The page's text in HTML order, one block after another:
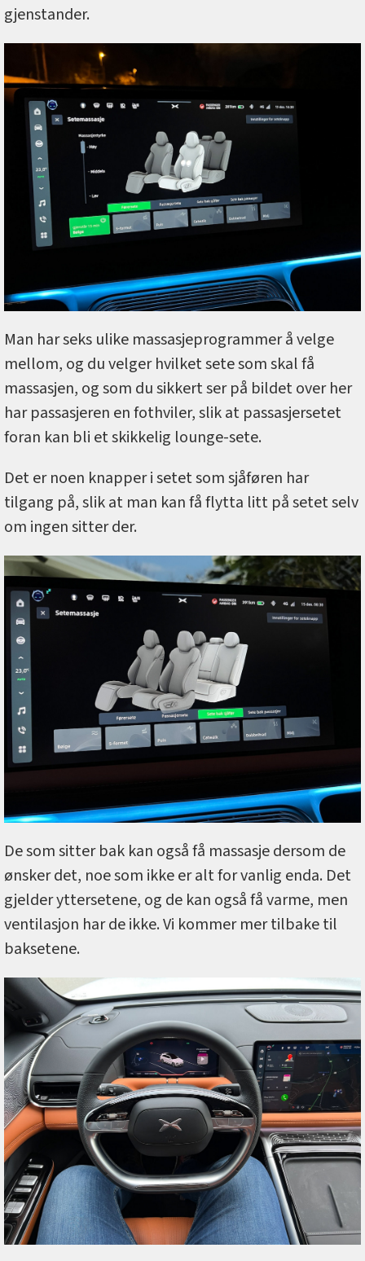
gjenstander.
Man har seks ulike massasjeprogrammer å velge
mellom, og du velger hvilket sete som skal få
massasjen, og som du sikkert ser på bildet over her
har passasjeren en fothviler, slik at passasjersetet
foran kan bli et skikkelig lounge-sete.
Det er noen knapper i setet som sjåføren har
tilgang på, slik at man kan få flytta litt på setet selv
om ingen sitter der.
De som sitter bak kan også få massasje dersom de
ønsker det, noe som ikke er alt for vanlig enda. Det
gjelder yttersetene, og de kan også få varme, men
ventilasjon har de ikke. Vi kommer mer tilbake til
baksetene.